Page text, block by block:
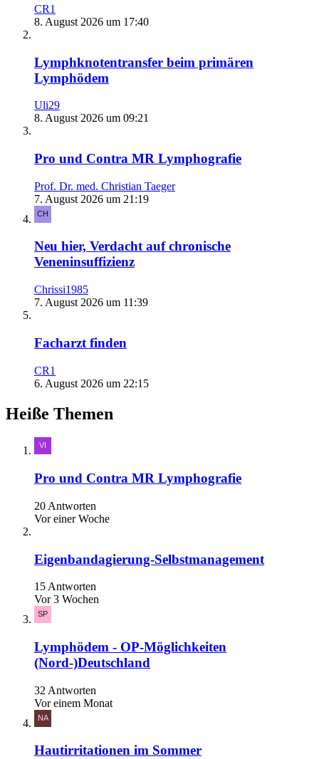
CR1
8. August 2026 um 17:40
Lymphknotentransfer beim primären
Lymphödem
Uli29
8. August 2026 um 09:21
Pro und Contra MR Lymphografie
Prof. Dr. med. Christian Taeger
7. August 2026 um 21:19
Neu hier, Verdacht auf chronische
Veneninsuffizienz
Chrissi1985
7. August 2026 um 11:39
Facharzt finden
CR1
6. August 2026 um 22:15
Heiße Themen
Pro und Contra MR Lymphografie
20 Antworten
Vor einer Woche
Eigenbandagierung-Selbstmanagement
15 Antworten
Vor 3 Wochen
Lymphödem - OP-Möglichkeiten
(Nord-)Deutschland
32 Antworten
Vor einem Monat
Hautirritationen im Sommer